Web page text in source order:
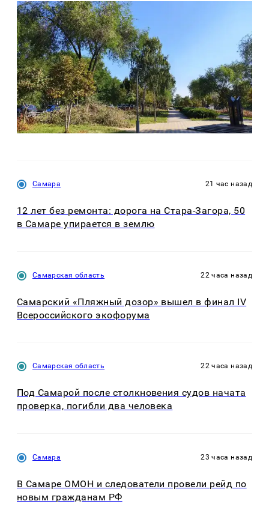
Самара 21 час назад
12 лет без ремонта: дорога на Стара-Загора, 50
в Самаре упирается в землю
Самарская область 22 часа назад
Самарский «Пляжный дозор» вышел в финал IV
Всероссийского экофорума
Самарская область 22 часа назад
Под Самарой после столкновения судов начата
проверка, погибли два человека
Самара 23 часа назад
В Самаре ОМОН и следователи провели рейд по
новым гражданам РФ